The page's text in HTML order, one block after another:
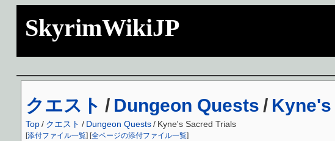
SkyrimWikiJP
クエスト / Dungeon Quests /
Top/ クエスト / Dungeon Quests / Kyne's Sacred Trials
[添付ファイル一覧] [全ページの添付ファイル一覧]